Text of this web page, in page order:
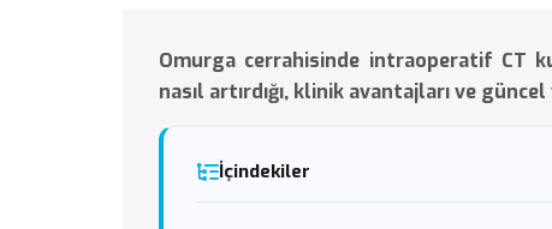
Omurga cerrahisinde intraoperatif CT
nasıl artırdığı, klinik avantajları ve
İçindekiler